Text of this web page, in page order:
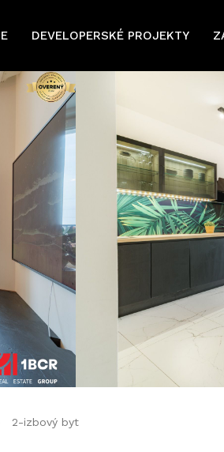
DEVELOPERSKÉ PROJEKTY
2-izbový byt